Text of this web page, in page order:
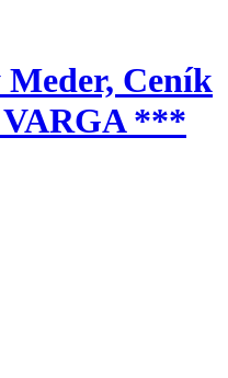
Ceník
***